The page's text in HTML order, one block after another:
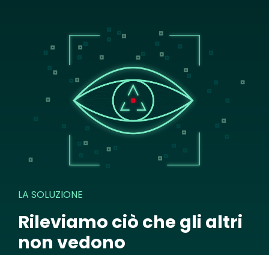
LA SOLUZIONE
Rileviamo ciò che gli altri
non vedono